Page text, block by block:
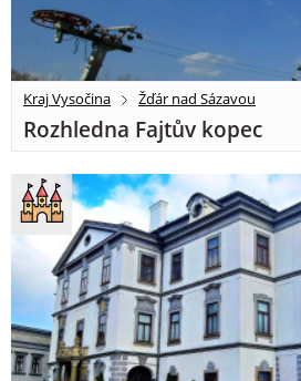
Kraj Vysočina Žďár nad Sázavou
Rozhledna Fajtův kopec